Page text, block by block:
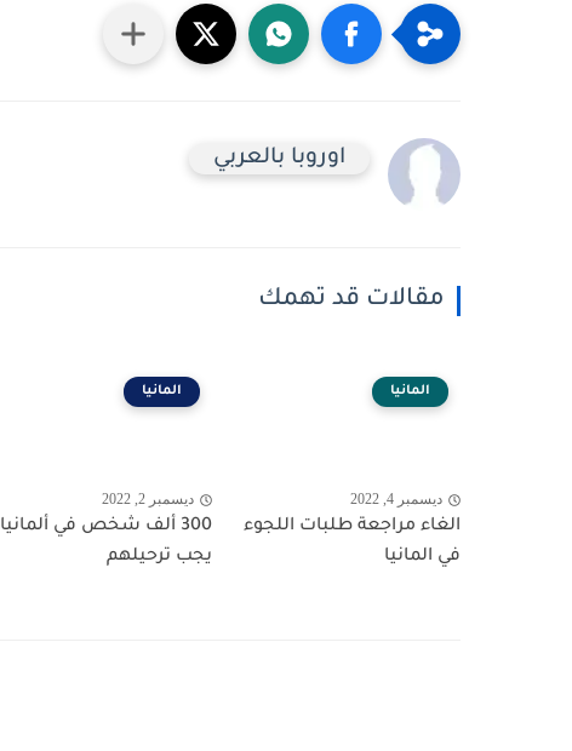
اوروبا بالعربي
مقالات قد تهمك
المانيا
ديسمبر 4, 2022
الغاء مراجعة طلبات اللجوء
في المانيا
المانيا
ديسمبر 2, 2022
300 ألف شخص في ألمانيا
يجب ترحيلهم